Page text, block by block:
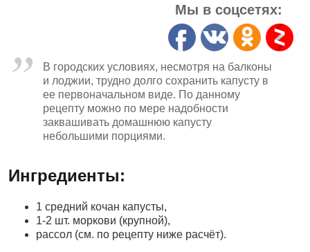
Мы в соцсетях:
В городских условиях, несмотря на балконы
и лоджии, трудно долго сохранить капусту в
ее первоначальном виде. По данному
рецепту можно по мере надобности
заквашивать домашнюю капусту
небольшими порциями.
Ингредиенты:
1 средний кочан капусты,
1-2 шт. моркови (крупной),
рассол (см. по рецепту ниже расчёт).